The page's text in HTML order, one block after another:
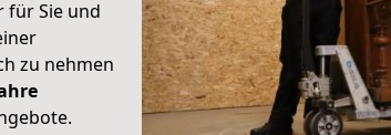
für Sie und
zu nehmen